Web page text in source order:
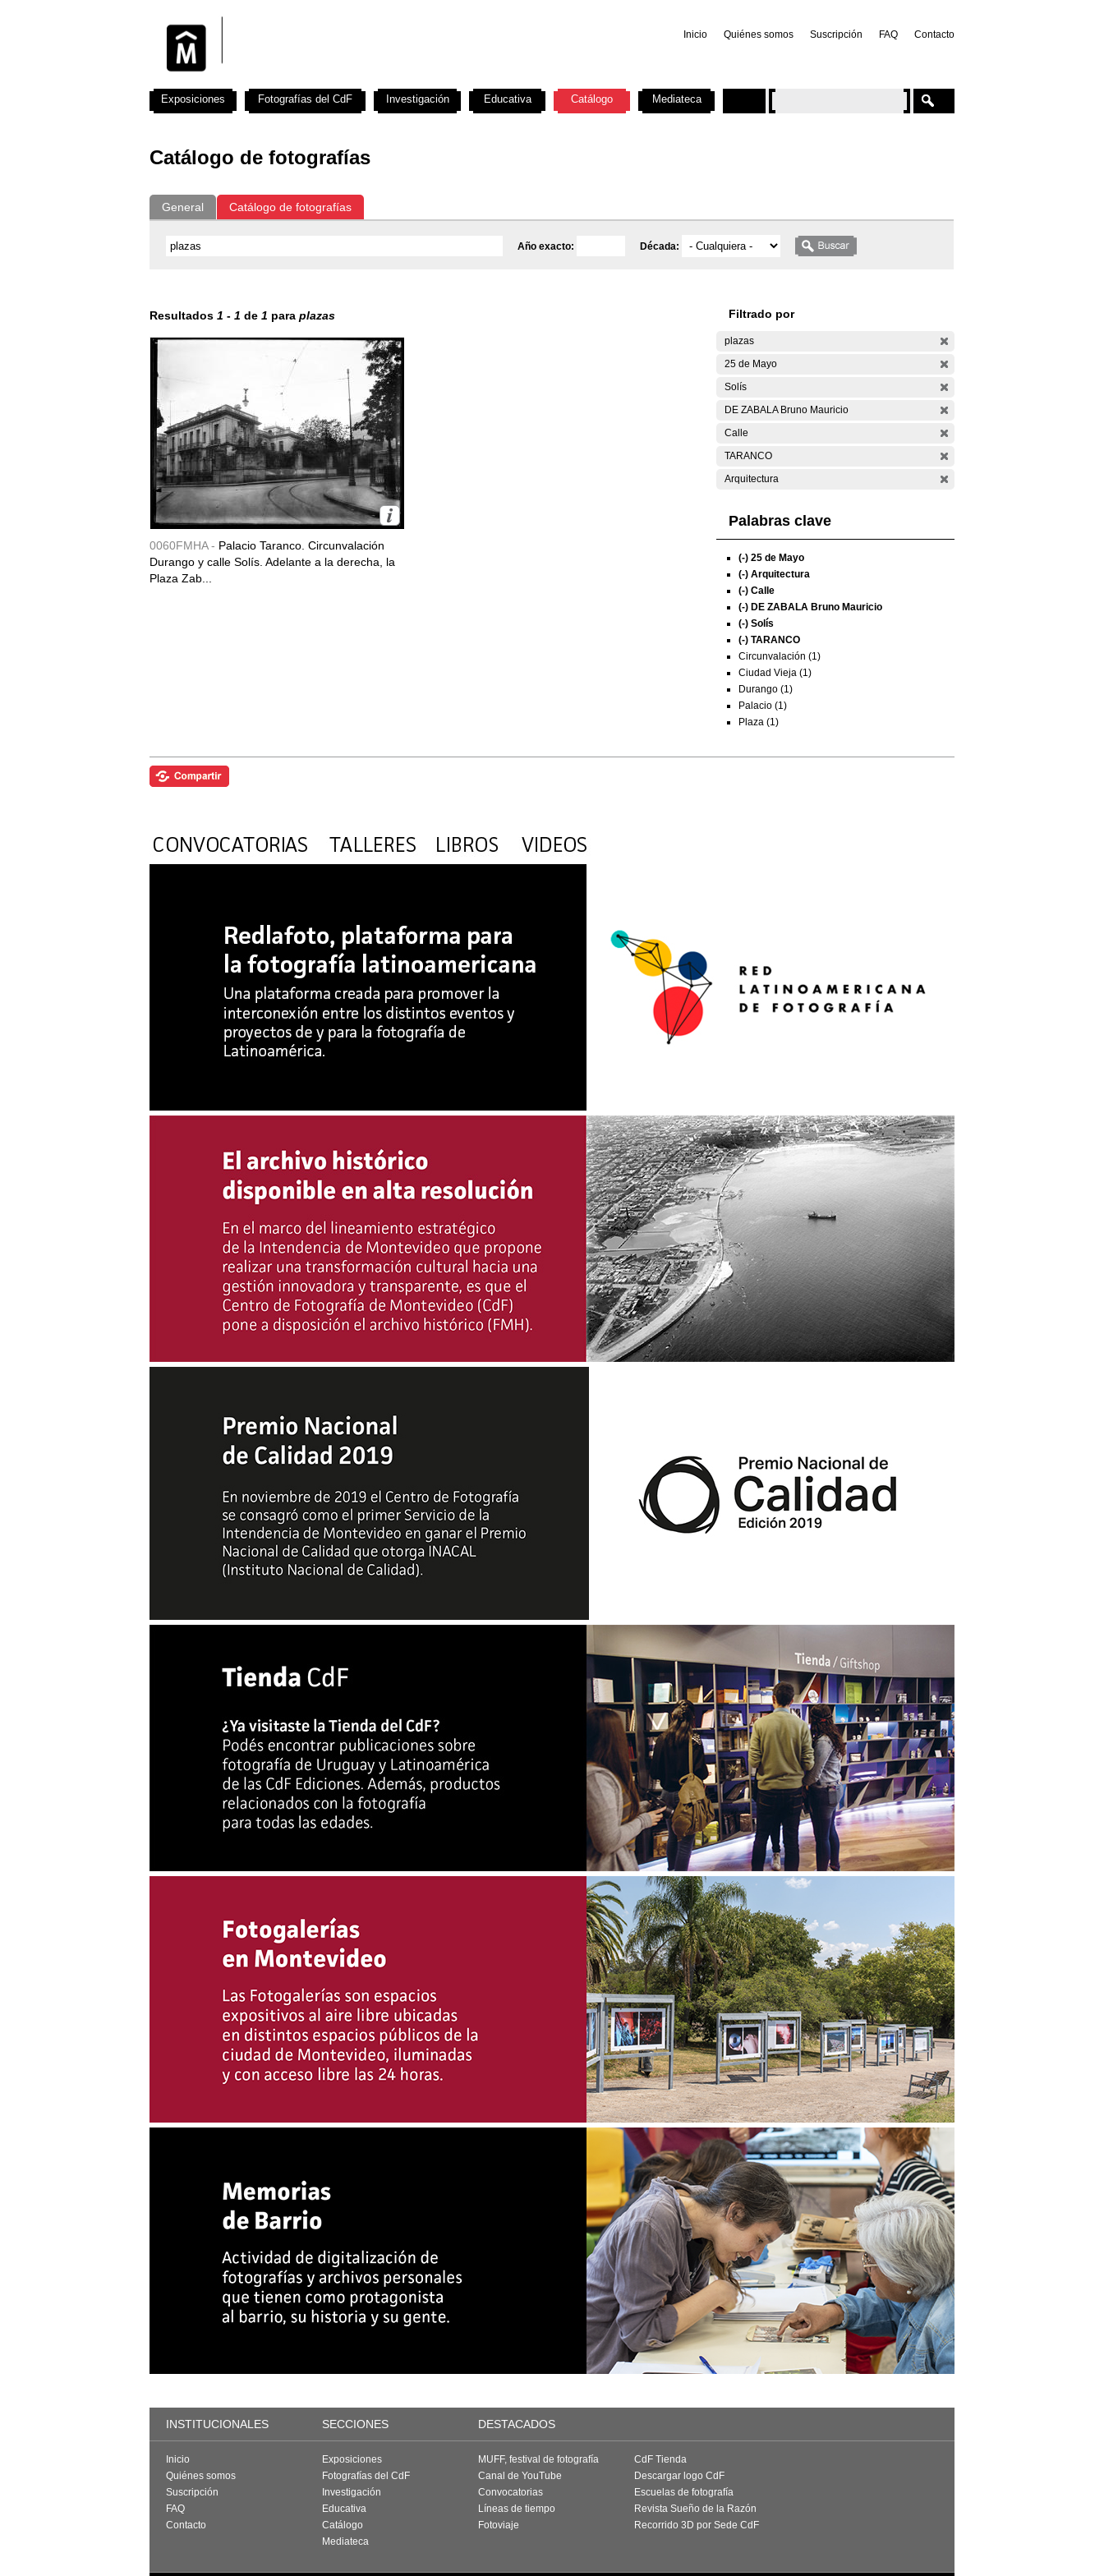
Inicio Quiénes somos Suscripción FAQ Contacto
Catálogo de fotografías
General Catálogo de fotografías
Año exacto: Década:
Resultados 1 - 1 de 1 para plazas
0060FMHA - Palacio Taranco. Circunvalación
Durango y calle Solís. Adelante a la derecha, la
Plaza Zab...
Filtrado por
plazas
25 de Mayo
Solís
DE ZABALA Bruno Mauricio
Calle
TARANCO
Arquitectura
Palabras clave
(-) 25 de Mayo
(-) Arquitectura
(-) Calle
(-) DE ZABALA Bruno Mauricio
(-) Solís
(-) TARANCO
Circunvalación (1)
Ciudad Vieja (1)
Durango (1)
Palacio (1)
Plaza (1)
Exposiciones Fotografías del CdF Investigación Educativa Catálogo Mediateca
INSTITUCIONALES SECCIONES DESTACADOS
Inicio
Quiénes somos
Suscripción
FAQ
Contacto
Exposiciones
Fotografías del CdF
Investigación
Educativa
Catálogo
Mediateca
MUFF, festival de fotografía
Canal de YouTube
Convocatorias
Líneas de tiempo
Fotoviaje
CdF Tienda
Descargar logo CdF
Escuelas de fotografía
Revista Sueño de la Razón
Recorrido 3D por Sede CdF